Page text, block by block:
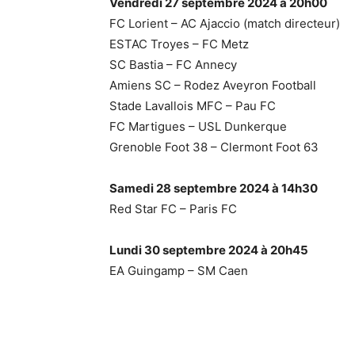
FC Lorient – AC Ajaccio (match directeur)
ESTAC Troyes – FC Metz
SC Bastia – FC Annecy
Amiens SC – Rodez Aveyron Football
Stade Lavallois MFC – Pau FC
FC Martigues – USL Dunkerque
Grenoble Foot 38 – Clermont Foot 63
Samedi 28 septembre 2024 à 14h30
Red Star FC – Paris FC
Lundi 30 septembre 2024 à 20h45
EA Guingamp – SM Caen